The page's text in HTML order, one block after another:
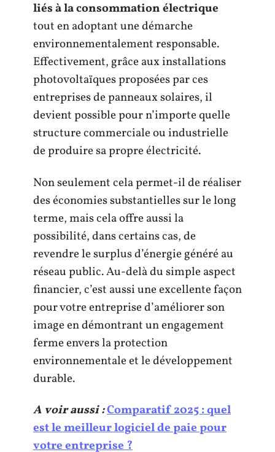
liés à la consommation électrique
tout en adoptant une démarche
environnementalement responsable.
Effectivement, grâce aux installations
photovoltaïques proposées par ces
entreprises de panneaux solaires, il
devient possible pour n’importe quelle
structure commerciale ou industrielle
de produire sa propre électricité.
Non seulement cela permet-il de réaliser
des économies substantielles sur le long
terme, mais cela offre aussi la
possibilité, dans certains cas, de
revendre le surplus d’énergie généré au
réseau public. Au-delà du simple aspect
financier, c’est aussi une excellente façon
pour votre entreprise d’améliorer son
image en démontrant un engagement
ferme envers la protection
environnementale et le développement
durable.
A voir aussi :Comparatif 2025 : quel
est le meilleur logiciel de paie pour
votre entreprise ?